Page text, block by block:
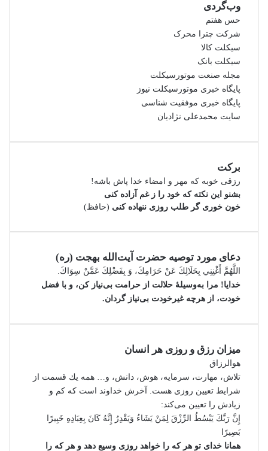
وب‌گردی
حس هفتم
شرکت چترا محرک
سیکلت کالا
سیکلت بانک
مجله صنعت موتورسیکلت
پایگاه خبری موتورسیکلت نیوز
پایگاه خبری موفقیت شناسی
سایت محمدعلی نژادیان
برکت
رزقی خوبه كه مهر و امضاء خدا پاش باشه!
بشنو این نکته که خود را ز غم آزاده کنی
خون خوری گر طلب روزی ننهاده کنی (حافظ)
دعای مورد توصیه حضرت آیت‌الله بهجت (ره)
اللَّهُمَّ أَغْنِنِي بِحَلَالِكَ عَنْ حَرَامِكَ، وَ بِفَضْلِكَ عَمَّنْ سِوَاكَ‏.
خدایا! مرا به‌وسیلۀ حلالت از حرامت بی‌نیاز کن، و با فضل
خودت، از هرچه غیرخودت بی‌نیاز گردان.
میزان رزق و روزی هر انسان
هوالرزاق
تلاش، مهارت، سرمايه، هوش، دانش، و… همه يك قسمت از
شرايط تعيين روزى هست. آخرش خداوند است كه كم و
زيادش را تعيين مى‌كند:
إِنَّ رَبَّكَ يَبْسُطُ الرِّزْقَ لِمَنْ يَشَاءُ وَيَقْدِرُ إِنَّهُ كَانَ بِعِبَادِهِ خَبِيرًا
بَصِيرًا
همانا خدای تو هر که را خواهد روزی وسیع دهد و هر که را